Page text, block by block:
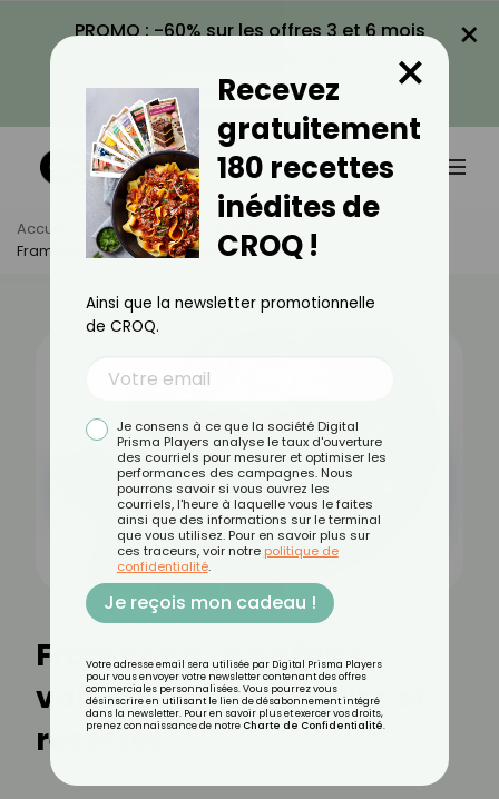
PROMO : -60% sur les offres 3 et 6 mois
VOIR LA PROMO
×
Accueil Actus
Alimentation
Framboise : Bienfaits, Valeurs Nutritionnelles Et Recettes
Framboise : bienfaits,
valeurs nutritionnelles et
recettes
Recevez
gratuitement
180 recettes
inédites de
CROQ !
×
Ainsi que la newsletter promotionnelle
de CROQ.
Je consens à ce que la société Digital
Prisma Players analyse le taux d'ouverture
des courriels pour mesurer et optimiser les
performances des campagnes. Nous
pourrons savoir si vous ouvrez les
courriels, l'heure à laquelle vous le faites
ainsi que des informations sur le terminal
que vous utilisez. Pour en savoir plus sur
ces traceurs, voir notre politique de
confidentialité.
Je reçois mon cadeau !
Votre adresse email sera utilisée par Digital Prisma Players
pour vous envoyer votre newsletter contenant des offres
commerciales personnalisées. Vous pourrez vous
désinscrire en utilisant le lien de désabonnement intégré
dans la newsletter. Pour en savoir plus et exercer vos droits,
prenez connaissance de notre Charte de Confidentialité.